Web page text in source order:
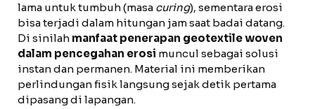
lama untuk tumbuh (masa curing), sementara erosi
bisa terjadi dalam hitungan jam saat badai datang.
Di sinilah manfaat penerapan geotextile woven
dalam pencegahan erosi muncul sebagai solusi
instan dan permanen. Material ini memberikan
perlindungan fisik langsung sejak detik pertama
dipasang di lapangan.